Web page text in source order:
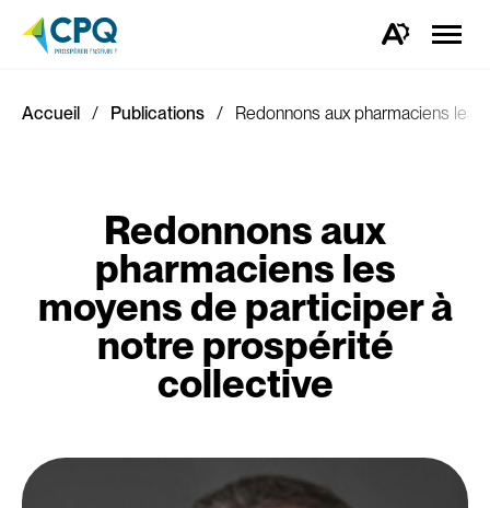
Ouvrez
d'accessibilité.
la
Accueil Publications Redonnons aux pharmaciens les
Redonnons aux
pharmaciens les
moyens de participer à
notre prospérité
collective